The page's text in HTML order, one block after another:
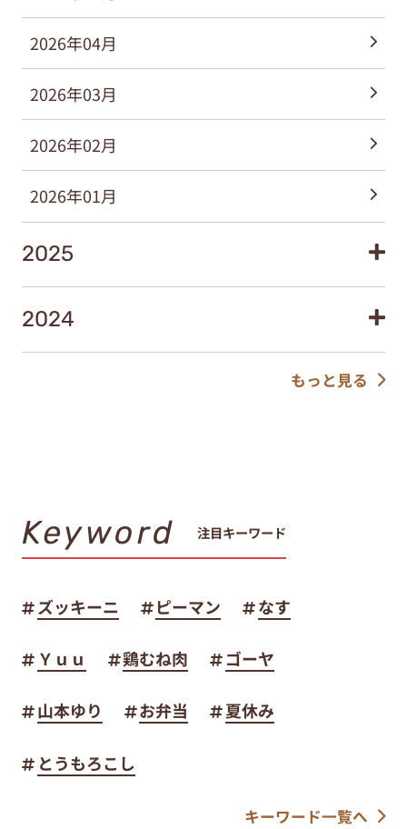
2026年04月
2026年03月
2026年02月
2026年01月
2025
2024
もっと見る
Keyword 注目キーワード
ズッキーニ ピーマン なす
Ｙｕｕ 鶏むね肉 ゴーヤ
山本ゆり お弁当 夏休み
とうもろこし
キーワード一覧へ